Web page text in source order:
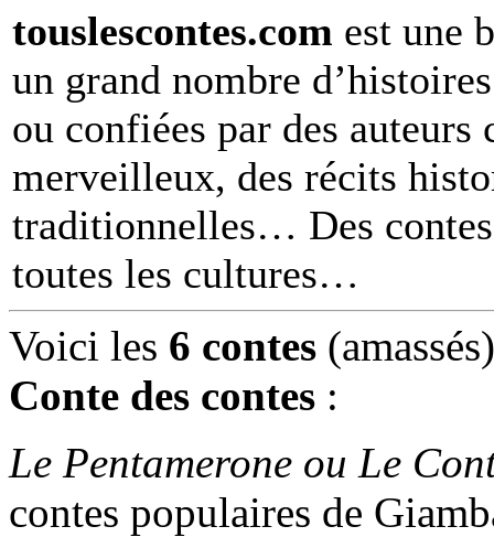
touslescontes.com est une
un grand nombre
ou confiées par des
merveilleux, des récits
traditionnelles… Des
toutes les cultures
Voici les 6 contes
Conte des contes :
Le Pentamerone ou Le
contes populaires de